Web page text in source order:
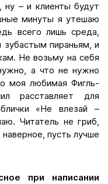
ну – и клиенты будут
минуты я утешаю
всего лишь среда,
пираньям, и
Не возьму на себя
а что не нужно
моя любимая Фигль-
расставляет для
«Не влезай –
Читатель не гриб,
пусть лучше
при написании